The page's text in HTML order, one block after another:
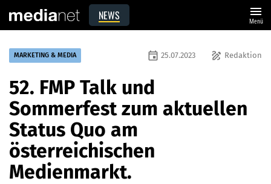
NEWS menu
Menü
MARKETING & MEDIA draw Redaktion
event 25.07.2023
52. FMP Talk und
Sommerfest zum aktuellen
Status Quo am
österreichischen
Medienmarkt.